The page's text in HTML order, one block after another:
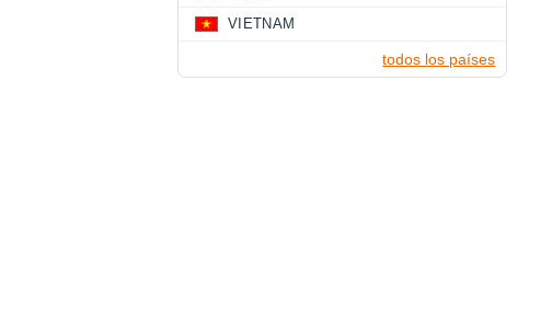
VIETNAM
todos los países